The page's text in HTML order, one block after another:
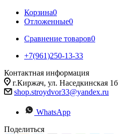
Корзина0
Отложенные0
Сравнение товаров0
+7(961)250-13-33
Контактная информация
г.Киржач, ул. Наседкинская 1б
shop.stroydvor33@yandex.ru
WhatsApp
Поделиться